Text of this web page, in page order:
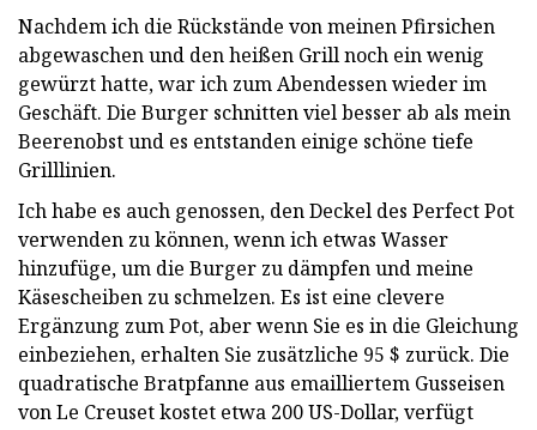
Nachdem ich die Rückstände von meinen Pfirsichen
abgewaschen und den heißen Grill noch ein wenig
gewürzt hatte, war ich zum Abendessen wieder im
Geschäft. Die Burger schnitten viel besser ab als mein
Beerenobst und es entstanden einige schöne tiefe
Grilllinien.
Ich habe es auch genossen, den Deckel des Perfect Pot
verwenden zu können, wenn ich etwas Wasser
hinzufüge, um die Burger zu dämpfen und meine
Käsescheiben zu schmelzen. Es ist eine clevere
Ergänzung zum Pot, aber wenn Sie es in die Gleichung
einbeziehen, erhalten Sie zusätzliche 95 $ zurück. Die
quadratische Bratpfanne aus emailliertem Gusseisen
von Le Creuset kostet etwa 200 US-Dollar, verfügt